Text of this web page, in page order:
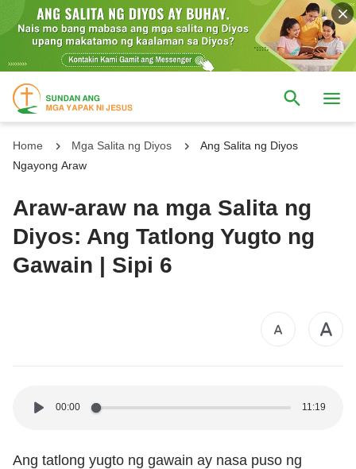
Home Mga Salita ng Diyos
Ang Salita ng Diyos
Ngayong Araw
Araw-araw na mga Salita ng
Diyos: Ang Tatlong Yugto ng
Gawain | Sipi 6
00:00 11:19
Ang tatlong yugto ng gawain ay nasa puso ng